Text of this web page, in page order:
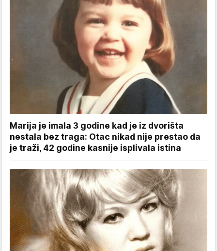
Marija je imala 3 godine kad je iz dvorišta
nestala bez traga: Otac nikad nije prestao da
je traži, 42 godine kasnije isplivala istina